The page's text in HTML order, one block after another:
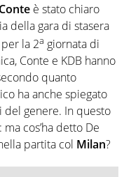
Conte è stato chiaro
della gara di stasera
la 2a giornata di
Conte e KDB hanno
quanto
ha anche spiegato
genere. In questo
cos’ha detto De
partita col Milan?